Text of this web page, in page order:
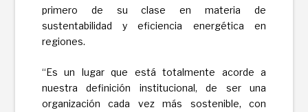
primero de su clase en materia de
sustentabilidad y eficiencia energética en
regiones.
“Es un lugar que está totalmente acorde a
nuestra definición institucional, de ser una
organización cada vez más sostenible, con